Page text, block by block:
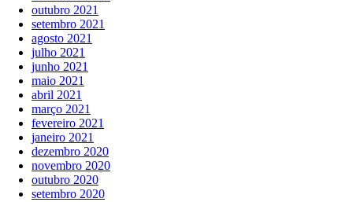
outubro 2021
setembro 2021
agosto 2021
julho 2021
junho 2021
maio 2021
abril 2021
março 2021
fevereiro 2021
janeiro 2021
dezembro 2020
novembro 2020
outubro 2020
setembro 2020